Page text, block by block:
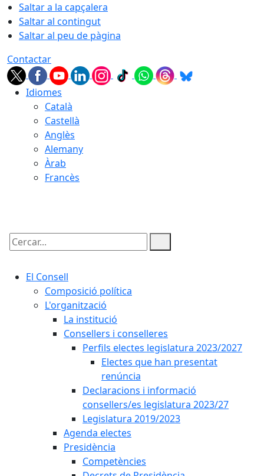
Saltar a la capçalera
Saltar al contingut
Saltar al peu de pàgina
Contactar
Idiomes
Català
Castellà
Anglès
Alemany
Àrab
Francès
Cercar:
El Consell
Composició política
L'organització
La institució
Consellers i conselleres
Perfils electes legislatura 2023/2027
Electes que han presentat
renúncia
Declaracions i informació
consellers/es legislatura 2023/27
Legislatura 2019/2023
Agenda electes
Presidència
Competències